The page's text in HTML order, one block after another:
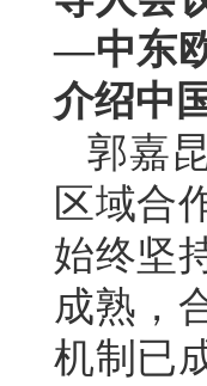
—中东
介绍中
郭嘉
区域合
始终坚
成熟，
机制已